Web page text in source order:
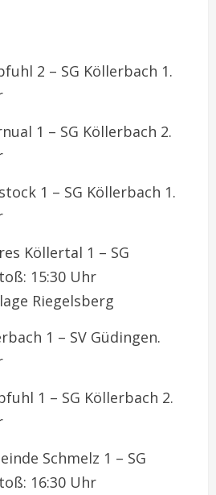
2 – SG Köllerbach 1.
1 – SG Köllerbach 2.
1 – SG Köllerbach 1.
Köllertal 1 – SG
15:30 Uhr
Riegelsberg
1 – SV Güdingen.
1 – SG Köllerbach 2.
Schmelz 1 – SG
16:30 Uhr